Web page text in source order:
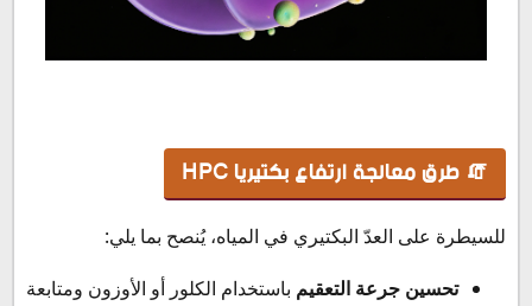
🧯 طرق معالجة ارتفاع بكتيريا HPC
للسيطرة على العدّ البكتيري في المياه، يُنصح بما يلي:
تحسين جرعة التعقيم باستخدام الكلور أو الأوزون ومتابعة